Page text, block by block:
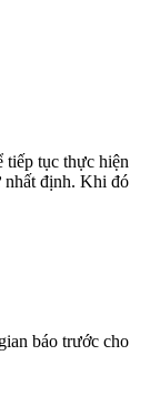
tục thực hiện
nhất định. Khi đó
báo trước cho